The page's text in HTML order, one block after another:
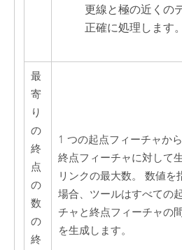
更線と極の近くの
正確に処理します。
最
寄
り
の
終
点
の
数
の
終
1 つの起点フィーチャか
終点フィーチャに対して
リンクの最大数。 数値を
場合、ツールはすべての
チャと終点フィーチャの
を生成します。